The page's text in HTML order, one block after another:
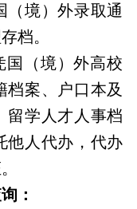
（境）外录取通
档。
（境）外高校
档案、户口本及
留学人才人事档
他人代办，代办
：